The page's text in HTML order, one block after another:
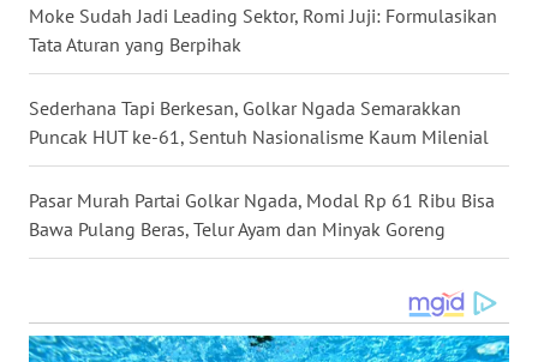
Moke Sudah Jadi Leading Sektor, Romi Juji: Formulasikan
Tata Aturan yang Berpihak
Sederhana Tapi Berkesan, Golkar Ngada Semarakkan
Puncak HUT ke-61, Sentuh Nasionalisme Kaum Milenial
Pasar Murah Partai Golkar Ngada, Modal Rp 61 Ribu Bisa
Bawa Pulang Beras, Telur Ayam dan Minyak Goreng
WN
MALUKU
WN
MALUT
WN
DAIRI
TOBA